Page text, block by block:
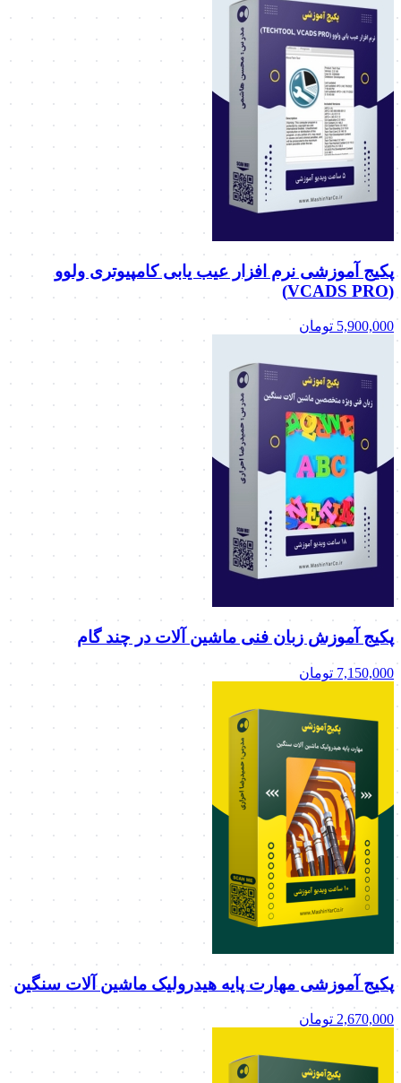
پکیج آموزشی نرم افزار عیب یابی کامپیوتری ولوو
(VCADS PRO)
5,900,000 تومان
پکیج آموزش زبان فنی ماشین آلات در چند گام
7,150,000 تومان
پکیج آموزشی مهارت پایه هیدرولیک ماشین آلات سنگین
2,670,000 تومان